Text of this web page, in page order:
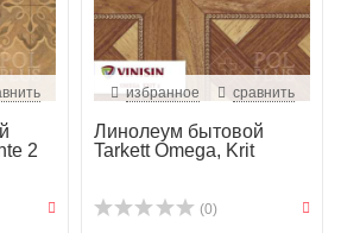
2
избранное сравнить
Линолеум бытовой
Tarkett Omega, Krit
(0)